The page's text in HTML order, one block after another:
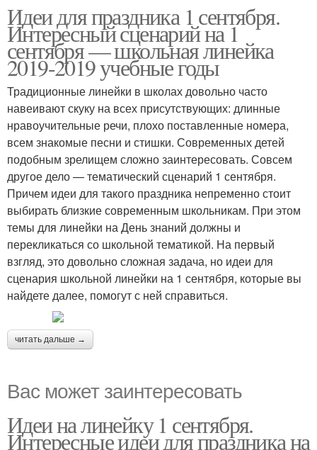
Идеи для праздника 1 сентября.
Интересный сценарий на 1
сентября — школьная линейка
2019-2019 учебные годы
Традиционные линейки в школах довольно часто
навеивают скуку на всех присутствующих: длинные
нравоучительные речи, плохо поставленные номера,
всем знакомые песни и стишки. Современных детей
подобным зрелищем сложно заинтересовать. Совсем
другое дело — тематический сценарий 1 сентября.
Причем идеи для такого праздника непременно стоит
выбирать близкие современным школьникам. При этом
темы для линейки на День знаний должны и
перекликаться со школьной тематикой. На первый
взгляд, это довольно сложная задача, но идеи для
сценария школьной линейки на 1 сентября, которые вы
найдете далее, помогут с ней справиться.
читать дальше →
Вас может заинтересовать
Идеи на линейку 1 сентября.
Интересные идеи для праздника на